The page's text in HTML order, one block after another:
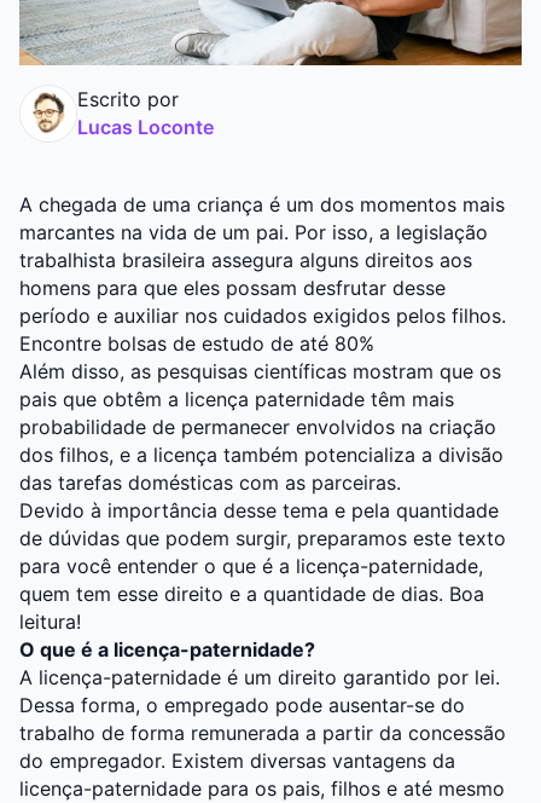
Escrito por
Lucas Loconte
A chegada de uma criança é um dos momentos mais
marcantes na vida de um pai. Por isso, a legislação
trabalhista brasileira assegura alguns direitos aos
homens para que eles possam desfrutar desse
período e auxiliar nos cuidados exigidos pelos filhos.
Encontre bolsas de estudo de até 80%
Além disso, as pesquisas científicas mostram que os
pais que obtêm a licença paternidade têm mais
probabilidade de permanecer envolvidos na criação
dos filhos, e a licença também potencializa a divisão
das tarefas domésticas com as parceiras.
Devido à importância desse tema e pela quantidade
de dúvidas que podem surgir, preparamos este texto
para você entender o que é a licença-paternidade,
quem tem esse direito e a quantidade de dias. Boa
leitura!
O que é a licença-paternidade?
A licença-paternidade é um direito garantido por lei.
Dessa forma, o empregado pode ausentar-se do
trabalho de forma remunerada a partir da concessão
do empregador. Existem diversas vantagens da
licença-paternidade para os pais, filhos e até mesmo